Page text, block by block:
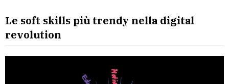
Le soft skills più trendy nella digital
revolution